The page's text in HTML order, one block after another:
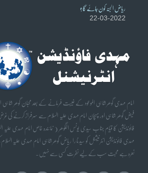
ریاض الجنہ کون جائے گا؟
22-03-2022
امام مہدی گوھر شاہی الموعود کے غیبت فرمانے کے بعد محبان گوھر شاہی
فائونڈیشن کا قیام جناب سیدی یونس الگوھر ( نمائندہ خاص امام مہدی علیہ
مہدی فائونڈیشن انٹرنیشنل کو سیدنا را ریاض گوھر شاہی امام مہدی علیہ
نعرہ ہے محبت سب کے لیے نفرت کسی سے نہیں۔